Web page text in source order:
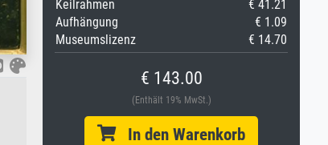
Keilrahmen
€ 41.21
Aufhängung
€ 1.09
Museumslizenz
€ 14.70
€ 143.00
(Enthält 19% MwSt.)
In den Warenkorb